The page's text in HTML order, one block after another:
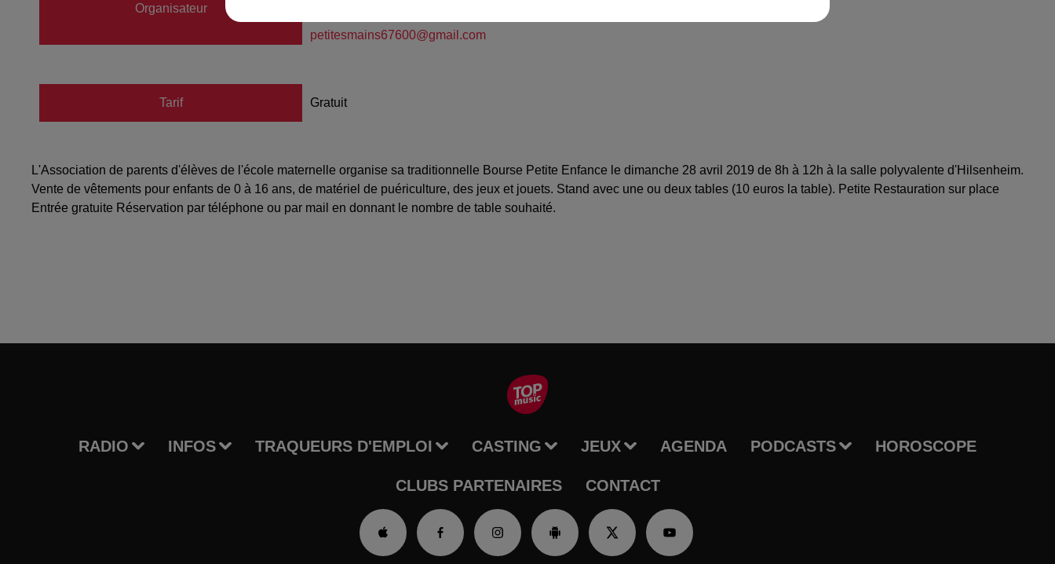
Organisateur
petitesmains67600@gmail.com
Tarif Gratuit
L'Association de parents d'élèves de l'école maternelle organise sa traditionnelle Bourse Petite Enfance le dimanche 28 avril 2019 de 8h à 12h à la salle polyvalente d'Hilsenheim.
Vente de vêtements pour enfants de 0 à 16 ans, de matériel de puériculture, des jeux et jouets. Stand avec une ou deux tables (10 euros la table). Petite Restauration sur place
Entrée gratuite Réservation par téléphone ou par mail en donnant le nombre de table souhaité.
RADIO INFOS TRAQUEURS D'EMPLOI CASTING JEUX AGENDA PODCASTS HOROSCOPE
CLUBS PARTENAIRES CONTACT